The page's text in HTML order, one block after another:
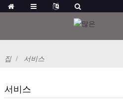
집 서비스
서비스